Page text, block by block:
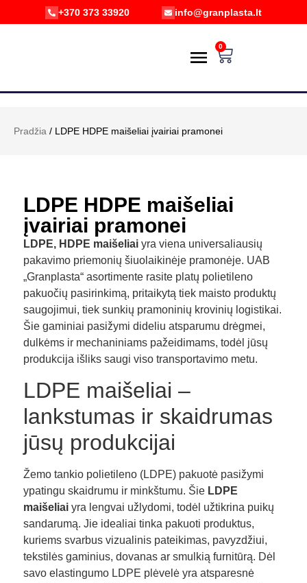
+370 373 33920 info@granplasta.lt
0
Pradžia / LDPE HDPE maišeliai įvairiai pramonei
LDPE HDPE maišeliai
įvairiai pramonei
LDPE, HDPE maišeliai yra viena universaliausių
pakavimo priemonių šiuolaikinėje pramonėje. UAB
„Granplasta“ asortimente rasite platų polietileno
pakuočių pasirinkimą, pritaikytą tiek maisto produktų
saugojimui, tiek sunkių pramoninių krovinių logistikai.
Šie gaminiai pasižymi dideliu atsparumu drėgmei,
dulkėms ir mechaniniams pažeidimams, todėl jūsų
produkcija išliks saugi viso transportavimo metu.
LDPE maišeliai –
lankstumas ir skaidrumas
jūsų produkcijai
Žemo tankio polietileno (LDPE) pakuotė pasižymi
ypatingu skaidrumu ir minkštumu. Šie LDPE
maišeliai yra lengvai užlydomi, todėl užtikrina puikų
sandarumą. Jie idealiai tinka pakuoti produktus,
kuriems svarbus vizualinis pateikimas, pavyzdžiui,
tekstilės gaminius, dovanas ar smulkią furnitūrą. Dėl
savo elastingumo LDPE plėvelė yra atsparesnė